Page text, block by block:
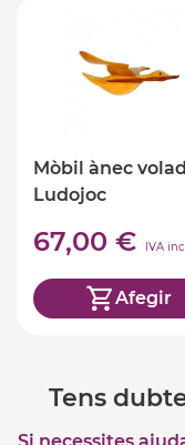
Mòbil ànec
Ludojoc
67,00 € IVA
Afegir
Tens
Si necessites